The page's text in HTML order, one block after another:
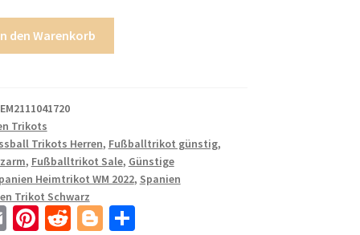
den Warenkorb
Trikots
Trikots Herren, Fußballtrikot günstig,
, Fußballtrikot Sale, Günstige
Heimtrikot WM 2022, Spanien
Trikot Schwarz
E Pi R Bl T